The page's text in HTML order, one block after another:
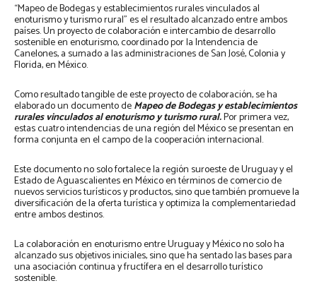
“Mapeo de Bodegas y establecimientos rurales vinculados al
enoturismo y turismo rural” es el resultado alcanzado entre ambos
países. Un proyecto de colaboración e intercambio de desarrollo
sostenible en enoturismo, coordinado por la Intendencia de
Canelones, a sumado a las administraciones de San José, Colonia y
Florida, en México.
Como resultado tangible de este proyecto de colaboración, se ha
elaborado un documento deMapeo de Bodegas y establecimientos
rurales vinculados al enoturismo y turismo rural.Por primera vez,
estas cuatro intendencias de una región del México se presentan en
forma conjunta en el campo de la cooperación internacional.
Este documento no solo fortalece la región suroeste de Uruguay y el
Estado de Aguascalientes en México en términos de comercio de
nuevos servicios turísticos y productos, sino que también promueve la
diversificación de la oferta turística y optimiza la complementariedad
entre ambos destinos.
La colaboración en enoturismo entre Uruguay y México no solo ha
alcanzado sus objetivos iniciales, sino que ha sentado las bases para
una asociación continua y fructífera en el desarrollo turístico
sostenible.